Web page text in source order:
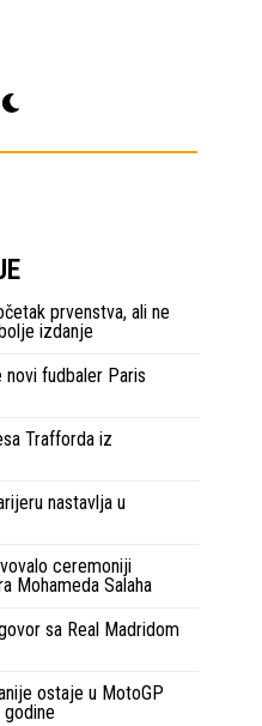
prvenstva, ali ne
izdanje
novi fudbaler Paris
Trafforda iz
nastavlja u
ceremoniji
Mohameda Salaha
sa Real Madridom
ostaje u MotoGP